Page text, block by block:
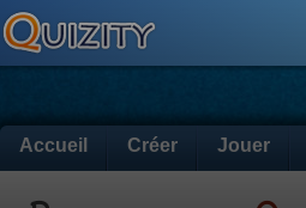
Accueil Créer Jouer